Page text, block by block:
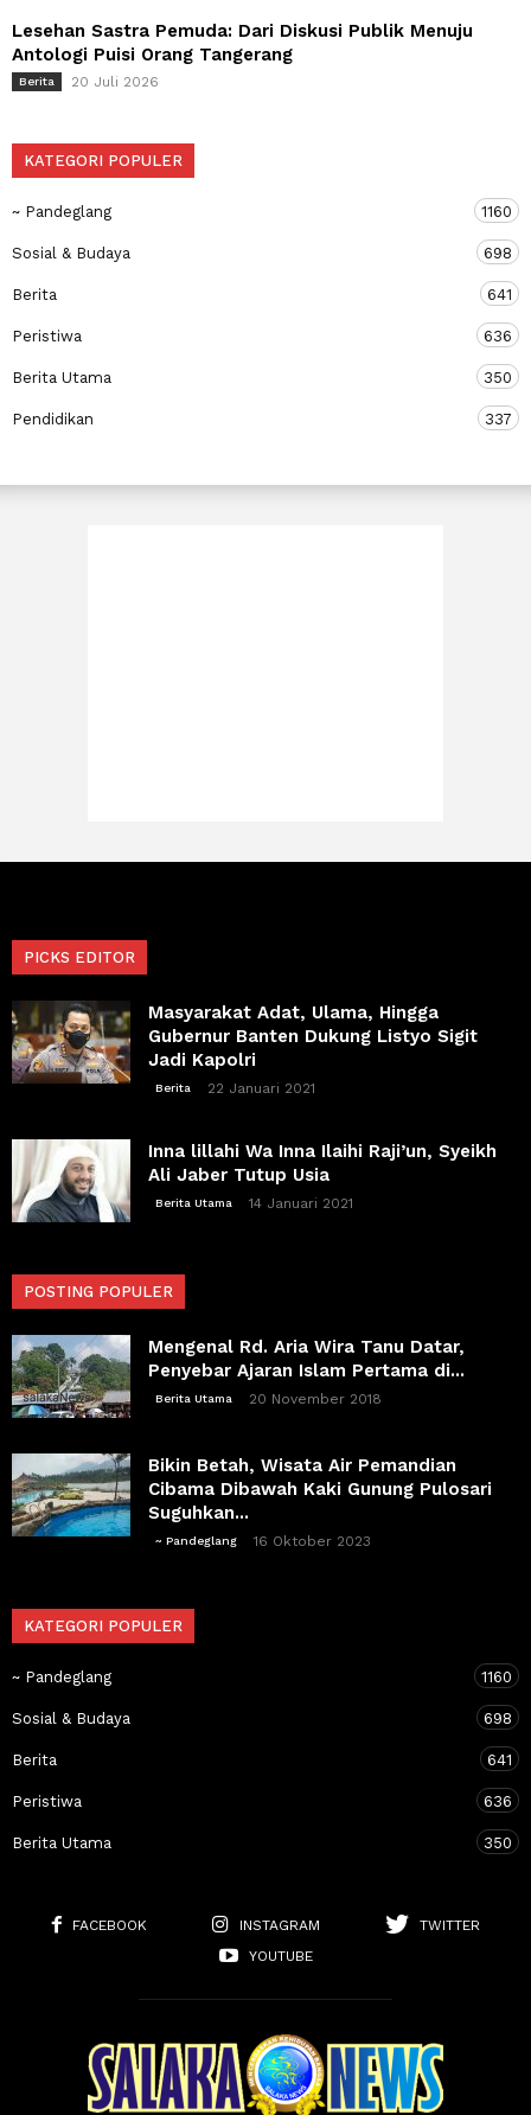
Lesehan Sastra Pemuda: Dari Diskusi Publik Menuju
Antologi Puisi Orang Tangerang
Berita 20 Juli 2026
KATEGORI POPULER
~ Pandeglang 1160
Sosial & Budaya 698
Berita 641
Peristiwa 636
Berita Utama 350
Pendidikan 337
PICKS EDITOR
Masyarakat Adat, Ulama, Hingga
Gubernur Banten Dukung Listyo Sigit
Jadi Kapolri
Berita 22 Januari 2021
Inna lillahi Wa Inna Ilaihi Raji’un, Syeikh
Ali Jaber Tutup Usia
Berita Utama 14 Januari 2021
POSTING POPULER
Mengenal Rd. Aria Wira Tanu Datar,
Penyebar Ajaran Islam Pertama di...
Berita Utama 20 November 2018
Bikin Betah, Wisata Air Pemandian
Cibama Dibawah Kaki Gunung Pulosari
Suguhkan...
~ Pandeglang 16 Oktober 2023
KATEGORI POPULER
~ Pandeglang 1160
Sosial & Budaya 698
Berita 641
Peristiwa 636
Berita Utama 350
FACEBOOK INSTAGRAM
TWITTER
YOUTUBE